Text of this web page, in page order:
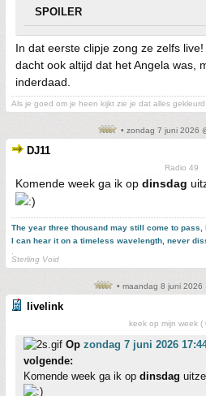
SPOILER
In dat eerste clipje zong ze zelfs
dacht ook altijd dat het Angela was,
inderdaad.
Als je goed om je heen kijkt zie je dat alles gekleurd
• zondag 7 juni 2026
DJ11
Radio 49
Komende week ga ik op dinsdag
The year three thousand may still come to
I can hear it on a timeless wavelength, never
.
Sterling Void
• maandag 8 juni 2026
livelink
keek op mijn week (
Op zondag 7 juni 2026
volgende:
Komende week ga ik op dinsdag